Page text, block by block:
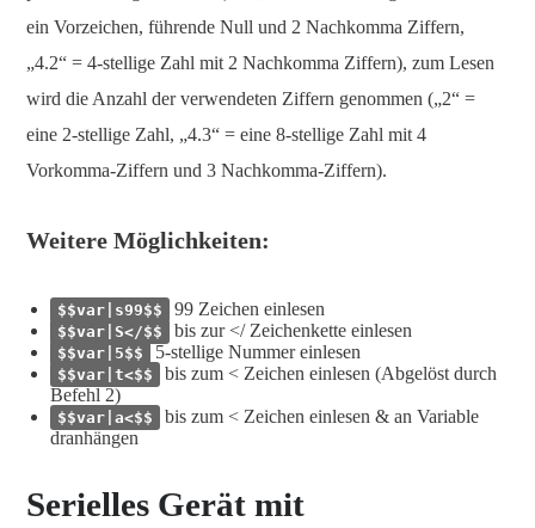
ein Vorzeichen, führende Null und 2 Nachkomma Ziffern,
„4.2“ = 4-stellige Zahl mit 2 Nachkomma Ziffern), zum Lesen
wird die Anzahl der verwendeten Ziffern genommen („2“ =
eine 2-stellige Zahl, „4.3“ = eine 8-stellige Zahl mit 4
Vorkomma-Ziffern und 3 Nachkomma-Ziffern).
Weitere Möglichkeiten:
$$var|s99$$ 99 Zeichen einlesen
$$var|S</$$ bis zur </ Zeichenkette einlesen
$$var|5$$ 5-stellige Nummer einlesen
$$var|t<$$
bis zum < Zeichen einlesen (Abgelöst durch
Befehl 2)
$$var|a<$$
bis zum < Zeichen einlesen & an Variable
dranhängen
Serielles Gerät mit